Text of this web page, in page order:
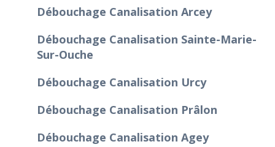
Débouchage Canalisation Arcey
Débouchage Canalisation Sainte-Marie-
Sur-Ouche
Débouchage Canalisation Urcy
Débouchage Canalisation Prâlon
Débouchage Canalisation Agey